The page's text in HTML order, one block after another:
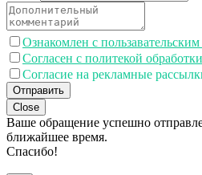
Ознакомлен с
Согласен с политекой
Согласие на рекламные
Отправить
Close
Ваше обращение успешно
ближайшее время.
Спасибо!